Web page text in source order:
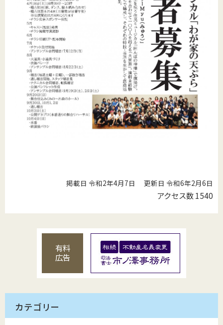
掲載日 令和2年4月7日 更新日 令和6年2月6日
アクセス数1540
有料
広告
カテゴリー